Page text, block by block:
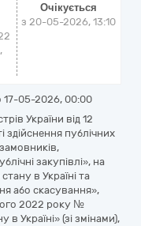
Очікується
з20-05-2026, 13:10
17-05-2026, 00:00
України від 12
публічних
закупівлі», на
в Україні та
або скасування»,
2022 року №
Україні» (зі змінами),